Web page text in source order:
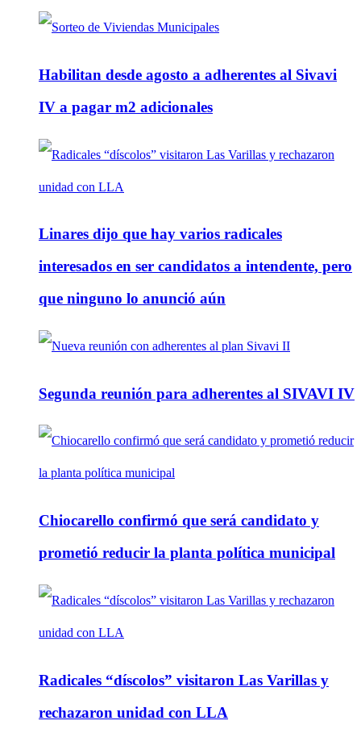
Habilitan desde agosto a adherentes al Sivavi
IV a pagar m2 adicionales
Linares dijo que hay varios radicales
interesados en ser candidatos a intendente, pero
que ninguno lo anunció aún
Segunda reunión para adherentes al SIVAVI IV
Chiocarello confirmó que será candidato y
prometió reducir la planta política municipal
Radicales “díscolos” visitaron Las Varillas y
rechazaron unidad con LLA